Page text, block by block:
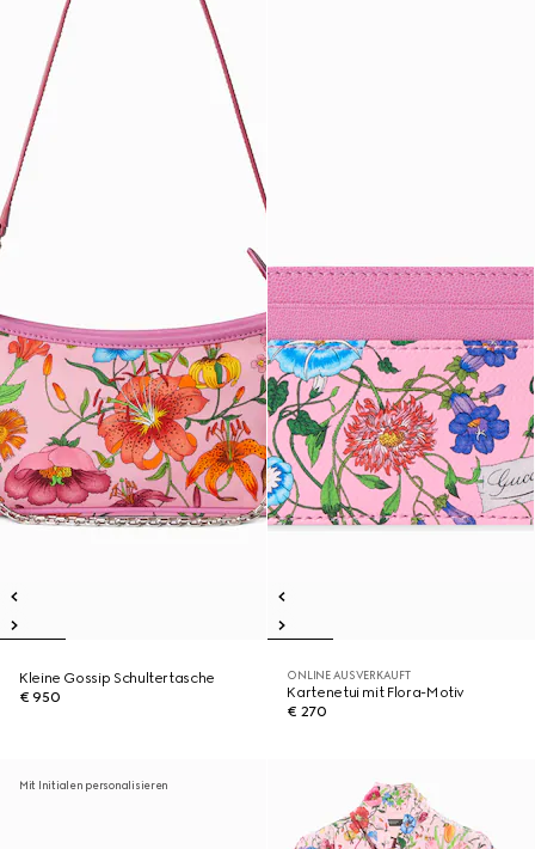
Kleine Gossip Schultertasche
€ 950
ONLINE AUSVERKAUFT
Kartenetui mit Flora-Motiv
€ 270
Mit Initialen personalisieren